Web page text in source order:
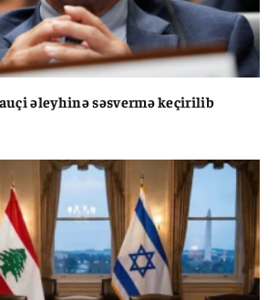
əleyhinə səsvermə keçirilib